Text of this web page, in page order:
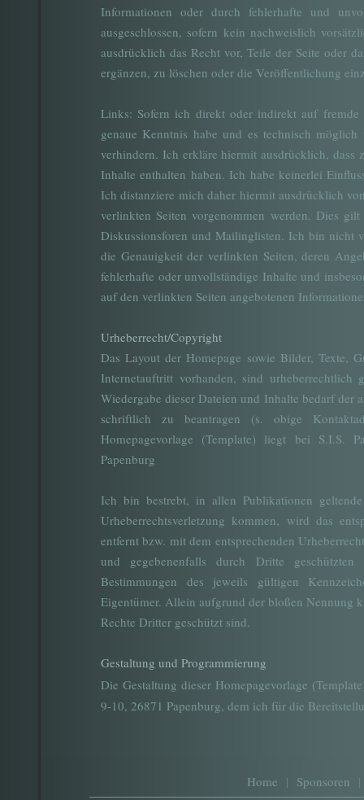
Informationen oder durch fehlerhafte und
ausgeschlossen, sofern kein nachweislich
ausdrücklich das Recht vor, Teile der Seite oder
ergänzen, zu löschen oder die Veröffentlichung
Links: Sofern ich direkt oder indirekt auf
genaue Kenntnis habe und es technisch
verhindern. Ich erkläre hiermit ausdrücklich,
Inhalte enthalten haben. Ich habe keinerlei
Ich distanziere mich daher hiermit ausdrücklich
verlinkten Seiten vorgenommen werden. Dies
Diskussionsforen und Mailinglisten. Ich bin
die Genauigkeit der verlinkten Seiten, deren
fehlerhafte oder unvollständige Inhalte und
auf den verlinkten Seiten angebotenen
Urheberrecht/Copyright
Das Layout der Homepage sowie Bilder, Texte,
Internetauftritt vorhanden, sind
Wiedergabe dieser Dateien und Inhalte bedarf der
schriftlich zu beantragen (s. obige
Homepagevorlage (Template) liegt bei S.I.S.
Papenburg
Ich bin bestrebt, in allen Publikationen
Urheberrechtsverletzung kommen, wird das
entfernt bzw. mit dem entsprechenden
und gegebenenfalls durch Dritte
Bestimmungen des jeweils gültigen
Eigentümer. Allein aufgrund der bloßen Nennung
Rechte Dritter geschützt sind.
Gestaltung und Programmierung
Die Gestaltung dieser Homepagevorlage
9-10, 26871 Papenburg, dem ich für die
Home | Sponsoren |